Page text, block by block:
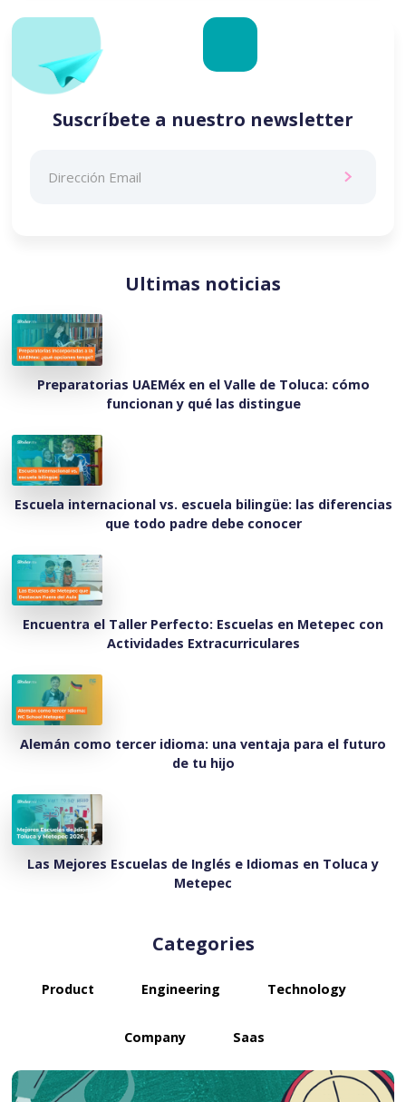
Suscríbete a nuestro newsletter
Ultimas noticias
Preparatorias UAEMéx en el Valle de Toluca: cómo
funcionan y qué las distingue
Escuela internacional vs. escuela bilingüe: las diferencias
que todo padre debe conocer
Encuentra el Taller Perfecto: Escuelas en Metepec con
Actividades Extracurriculares
Alemán como tercer idioma: una ventaja para el futuro
de tu hijo
Las Mejores Escuelas de Inglés e Idiomas en Toluca y
Metepec
Categories
Product Engineering Technology
Company Saas